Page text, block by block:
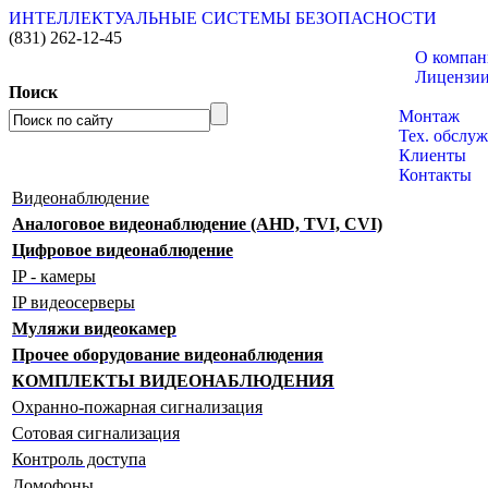
ИНТЕЛЛЕКТУАЛЬНЫЕ СИСТЕМЫ БЕЗОПАСНОСТИ
(831) 262-12-45
Поиск
О
Лицензии
Монтаж
Тех.
Клиенты
Контакты
Видеонаблюдение
Аналоговое видеонаблюдение (AHD, TVI, CVI)
Цифровое видеонаблюдение
IP - камеры
IP видеосерверы
Муляжи видеокамер
Прочее оборудование видеонаблюдения
КОМПЛЕКТЫ ВИДЕОНАБЛЮДЕНИЯ
Охранно-пожарная сигнализация
Сотовая сигнализация
Контроль доступа